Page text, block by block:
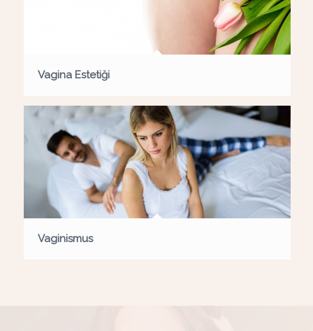
Vagina Estetiği
Vaginismus